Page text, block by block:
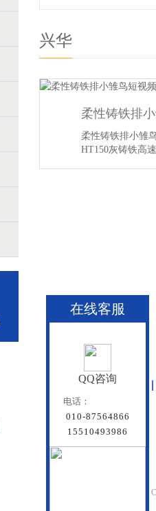
兴华
柔性铸铁排
柔性铸铁排小雏
HT150灰铸铁高
联塑管道
Beijing Doredsun Pipeline
在线客服
QQ咨询
电话：
010-87564866
15510493986